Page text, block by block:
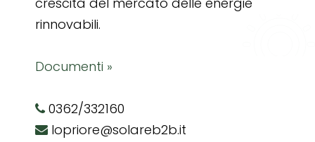
rinnovabili.
Documenti »
0362/332160
lopriore@solareb2b.it